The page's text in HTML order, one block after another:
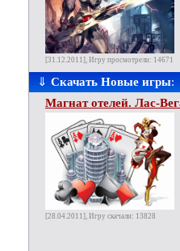
[31.12.2011], Игру просмотрели: 14671
⇓ Скачать Новые игры:
Магнат отелей. Лас-
[28.04.2011], Игру скачали: 13828